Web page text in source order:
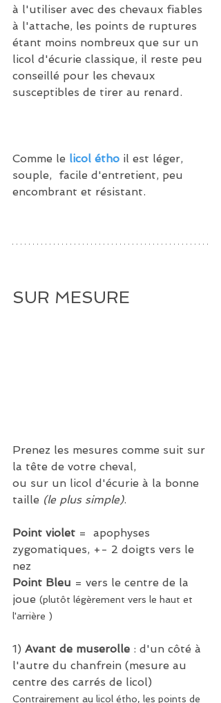
à l'utiliser avec des chevaux fiables
à l'attache, les points de ruptures
étant moins nombreux que sur un
licol d'écurie classique, il reste peu
conseillé pour les chevaux
susceptibles de tirer au renard.
Comme le licol étho il est léger,
souple,  facile d'entretient, peu
encombrant et résistant.
SUR MESURE
Prenez les mesures comme suit sur
la tête de votre cheval,
ou sur un licol d'écurie à la bonne
taille (le plus simple).
Point violet =  apophyses
zygomatiques, +- 2 doigts vers le
nez
Point Bleu = vers le centre de la
joue (plutôt légèrement vers le haut et
l'arrière )
1) Avant de muserolle : d'un côté à
l'autre du chanfrein (mesure au
centre des carrés de licol)
Contrairement au licol étho, les points de